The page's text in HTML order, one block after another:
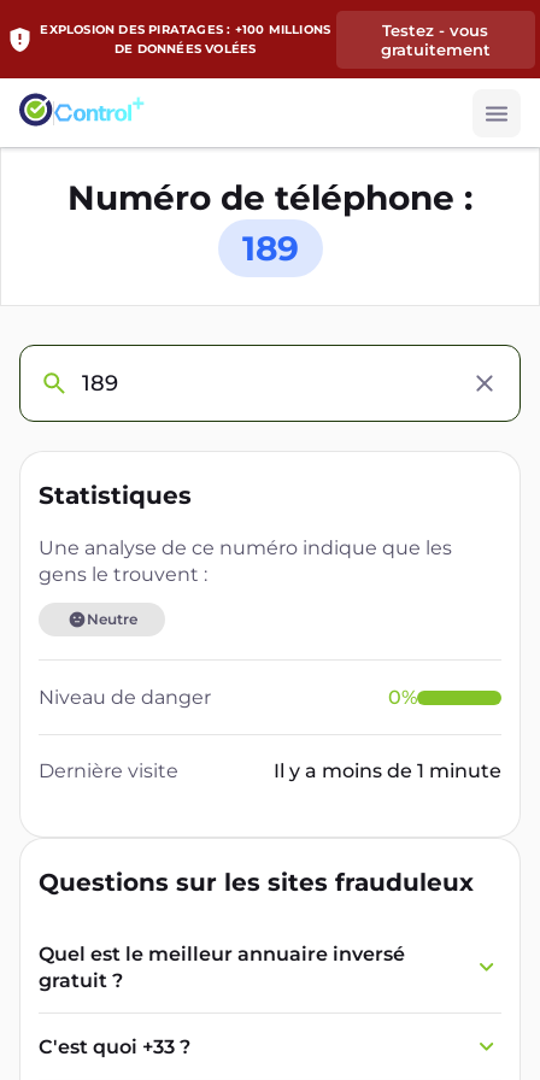
EXPLOSION DES PIRATAGES : +100 MILLIONS
DE DONNÉES VOLÉES
Testez - vous
gratuitement
Numéro de téléphone :
189
Statistiques
Une analyse de ce numéro indique que les
gens le trouvent :
Neutre
Niveau de danger 0%
Dernière visite Il y a moins de 1 minute
Questions sur les sites frauduleux
Quel est le meilleur annuaire inversé
gratuit ?
France Verif inclut une fonctionnalité de
recherche de numéro inversée qui est efficace
et gratuite pour identifier les appelants
C'est quoi +33 ?
L'indicatif +33 est le code téléphonique